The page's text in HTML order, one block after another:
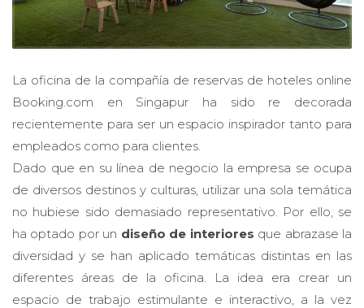
La oficina de la compañía de reservas de hoteles online
Booking.com en Singapur ha sido re decorada
recientemente para ser un espacio inspirador tanto para
empleados como para clientes.
Dado que en su línea de negocio la empresa se ocupa
de diversos destinos y culturas, utilizar una sola temática
no hubiese sido demasiado representativo. Por ello, se
ha optado por un diseño de interiores que abrazase la
diversidad y se han aplicado temáticas distintas en las
diferentes áreas de la oficina. La idea era crear un
espacio de trabajo estimulante e interactivo, a la vez